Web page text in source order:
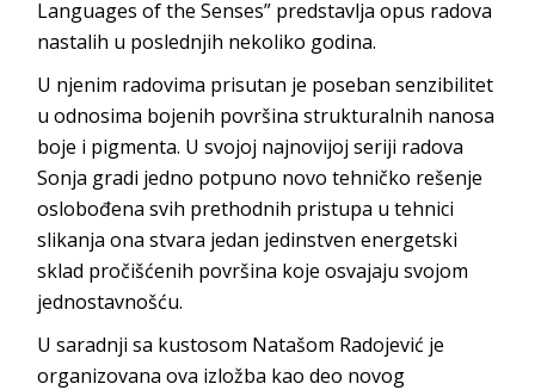
Languages of the Senses” predstavlja opus radova
nastalih u poslednjih nekoliko godina.
U njenim radovima prisutan je poseban senzibilitet
u odnosima bojenih površina strukturalnih nanosa
boje i pigmenta. U svojoj najnovijoj seriji radova
Sonja gradi jedno potpuno novo tehničko rešenje
oslobođena svih prethodnih pristupa u tehnici
slikanja ona stvara jedan jedinstven energetski
sklad pročišćenih površina koje osvajaju svojom
jednostavnošću.
U saradnji sa kustosom Natašom Radojević je
organizovana ova izložba kao deo novog